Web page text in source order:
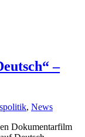
–
, News
Dokumentarfilm